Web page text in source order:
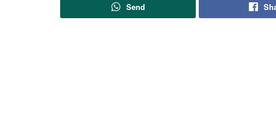
Send